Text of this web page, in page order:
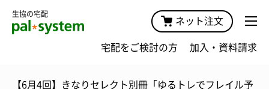
生協の宅配
ネット注文
宅配をご検討の方 加入・資料請求
【6月4回】きなりセレクト別冊「ゆるトレでフレイル予